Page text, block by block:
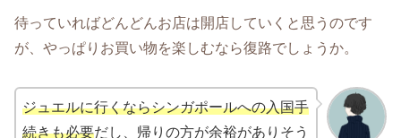
待っていればどんどんお店は開店していくと思うのです
が、やっぱりお買い物を楽しむなら復路でしょうか。
ジュエルに行くならシンガポールへの入国手
続きも必要だし、帰りの方が余裕がありそう